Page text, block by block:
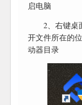
启电脑
2、右键桌
开文件所在的
动器目录